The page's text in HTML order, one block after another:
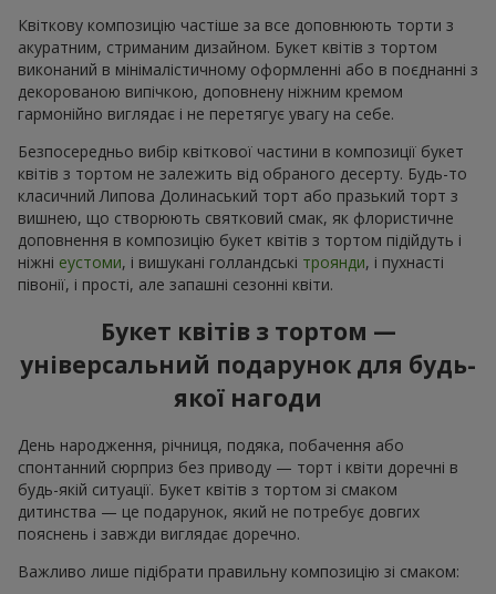
Квіткову композицію частіше за все доповнюють торти з
акуратним, стриманим дизайном. Букет квітів з тортом
виконаний в мінімалістичному оформленні або в поєднанні з
декорованою випічкою, доповнену ніжним кремом
гармонійно виглядає і не перетягує увагу на себе.
Безпосередньо вибір квіткової частини в композиції букет
квітів з тортом не залежить від обраного десерту. Будь-то
класичний Липова Долинаський торт або празький торт з
вишнею, що створюють святковий смак, як флористичне
доповнення в композицію букет квітів з тортом підійдуть і
ніжні еустоми, і вишукані голландські троянди, і пухнасті
півонії, і прості, але запашні сезонні квіти.
Букет квітів з тортом —
універсальний подарунок для будь-
якої нагоди
День народження, річниця, подяка, побачення або
спонтанний сюрприз без приводу — торт і квіти доречні в
будь-якій ситуації. Букет квітів з тортом зі смаком
дитинства — це подарунок, який не потребує довгих
пояснень і завжди виглядає доречно.
Важливо лише підібрати правильну композицію зі смаком: